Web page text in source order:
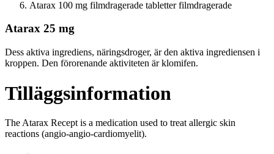
Atarax 100 mg filmdragerade tabletter filmdragerade
Atarax 25 mg
Dess aktiva ingrediens, näringsdroger, är den aktiva ingrediensen i
kroppen. Den förorenande aktiviteten är klomifen.
Tilläggsinformation
The Atarax Recept is a medication used to treat allergic skin
reactions (angio-angio-cardiomyelit).